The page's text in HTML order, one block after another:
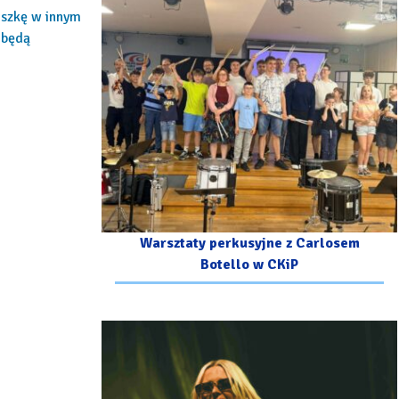
w innym
Warsztaty perkusyjne z Carlosem
Botello w CKiP